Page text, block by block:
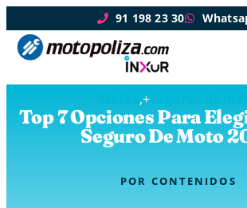
91 198 23 30
,+
Top 7 Opciones Para
Seguro De Moto
POR CONTENIDOS